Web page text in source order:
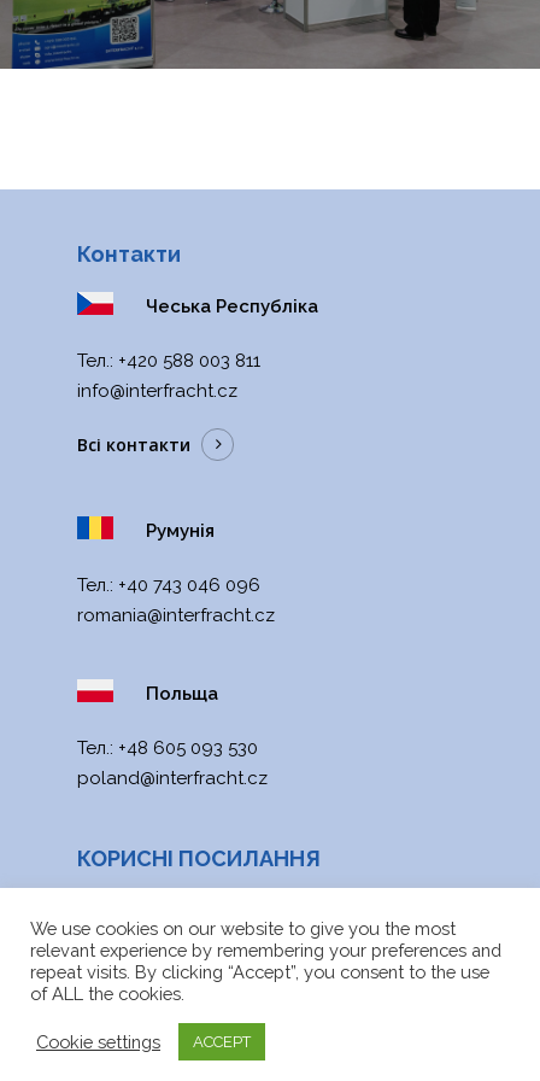
Контакти
Чеська Республіка
Тел.: +420 588 003 811
info@interfracht.cz
Всі контакти
Румунія
Тел.: +40 743 046 096
romania@interfracht.cz
Польща
Тел.: +48 605 093 530
poland@interfracht.cz
КОРИСНІ ПОСИЛАННЯ
Веб -карта
файли для скачування
POLSKI
ITALIANO
ROMÂNĂ
We use cookies on our website to give you the most
relevant experience by remembering your preferences and
repeat visits. By clicking “Accept”, you consent to the use
of ALL the cookies.
Cookie settings ACCEPT